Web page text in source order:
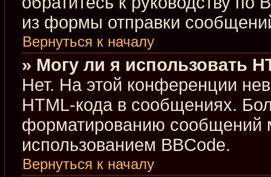
из формы отправки
Вернуться к началу
» Могу ли я использовать
Нет. На этой конференции
HTML-кода в сообщениях.
форматированию сообщений
использованием BBCode.
Вернуться к началу